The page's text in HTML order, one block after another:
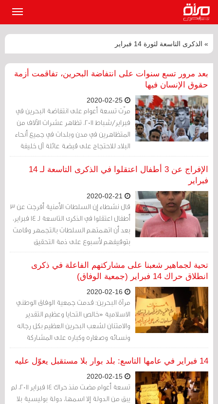
» الذكرى التاسعة لثورة 14 فبراير
بعد مرور تسع سنوات على انتفاضة البحرين، تفاقمت أزمة
حقوق الإنسان فيها
مرّت تسعة أعوام على انتفاضة البحرين في
فبراير/شباط 2011. تظاهر عشرات الآلاف من
المتظاهرين في مدن وبلدات في جميع أنحاء
البلاد للاحتجاج على قبضة عائلة آل خليفة
الحاكمة على السلطة، والتمييز ضد أغلبية
السكان الشيعة في البلاد، واعتقالات النقاد
الإفراج عن 3 أطفال اعتقلوا في الذكرى التاسعة لـ 14
فبراير
قال نشطاء إن السلطات الأمنية أفرجت عن 3
أطفال اعتقلوا في الذكرى التاسعة لـ 14 فبراير،
بعد أن اتهمتهم السلطات بالتجمهر وقامت
بتوقيفهم لأسبوع على ذمة التحقيق
تحية لجماهير شعبنا على مشاركتهم الفاعلة في ذكرى
انطلاق حراك 14 فبراير (جمعية الوفاق)
مرآة البحرين: قدمت جمعية الوفاق الوطني
الاسلامية «خالص التحايا وعظيم التقدير
والامتنان لشعب البحرين العظيم بكل رجاله
ونسائه وصغاره وكباره على المشاركة
الفاعلة في الذكرى التاسعة لانطلاق الحراك
الشعبي في البحرين».
14 فبراير في عامها التاسع: بلد بوار بلا مستقبل يعوّل عليه
تسعة أعوام مضت منذ حراك 14 فبراير 2011، لم
يبق من الدولة إلا اسمها، دولة بوليسية بلا